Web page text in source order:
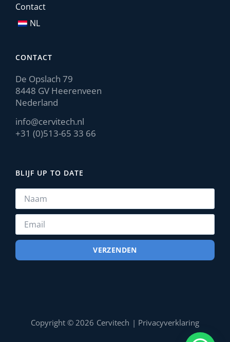
Contact
NL
CONTACT
De Opslach 79
8448 GV Heerenveen
Nederland
info@cervitech.nl
+31 (0)513-65 33 66
BLIJF UP TO DATE
VERZENDEN
Copyright © 2026 Cervitech | Privacyverklaring